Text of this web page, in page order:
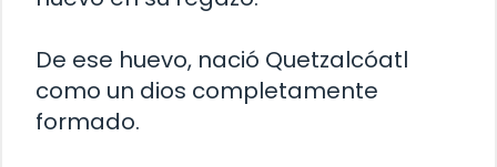
De ese huevo, nació Quetzalcóatl
como un dios completamente
formado.